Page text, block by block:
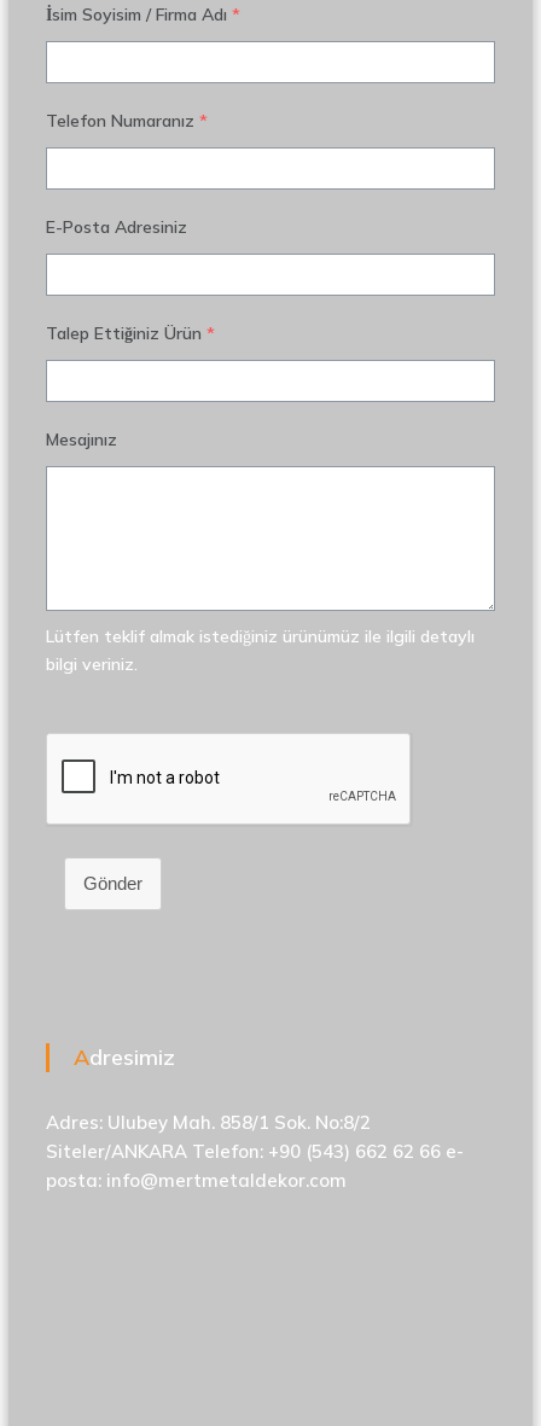
İsim Soyisim / Firma Adı *
Telefon Numaranız *
E-Posta Adresiniz
Talep Ettiğiniz Ürün *
Mesajınız
Lütfen teklif almak istediğiniz ürünümüz ile ilgili detaylı
bilgi veriniz.
Gönder
Adresimiz
Adres: Ulubey Mah. 858/1 Sok. No:8/2
Siteler/ANKARA Telefon: +90 (543) 662 62 66 e-
posta: info@mertmetaldekor.com